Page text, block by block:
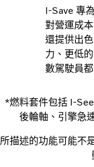
I-Save 專
對營運成
還提供出
力、更低
數駕駛員
*燃料套件包括 I-
後輪軸、引擎急
所描述的功能可能不